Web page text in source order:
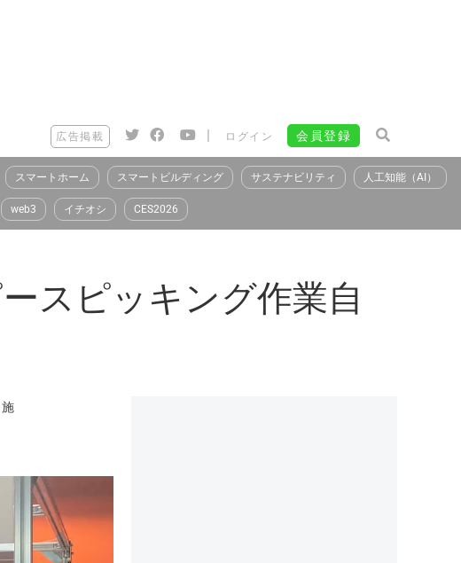
広告掲載 | ログイン 会員登録
スマートホーム スマートビルディング サステナビリティ 人工知能（AI）
web3 イチオシ CES2026
スピッキング作業自